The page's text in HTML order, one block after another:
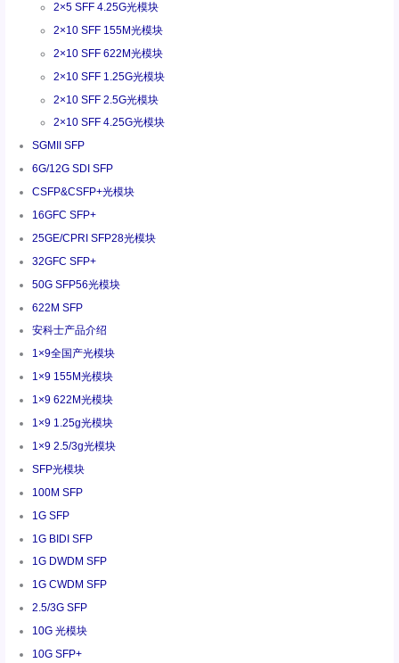
2×5 SFF 4.25G光模块
2×10 SFF 155M光模块
2×10 SFF 622M光模块
2×10 SFF 1.25G光模块
2×10 SFF 2.5G光模块
2×10 SFF 4.25G光模块
SGMII SFP
6G/12G SDI SFP
CSFP&CSFP+光模块
16GFC SFP+
25GE/CPRI SFP28光模块
32GFC SFP+
50G SFP56光模块
622M SFP
安科士产品介绍
1×9全国产光模块
1×9 155M光模块
1×9 622M光模块
1×9 1.25g光模块
1×9 2.5/3g光模块
SFP光模块
100M SFP
1G SFP
1G BIDI SFP
1G DWDM SFP
1G CWDM SFP
2.5/3G SFP
10G 光模块
10G SFP+